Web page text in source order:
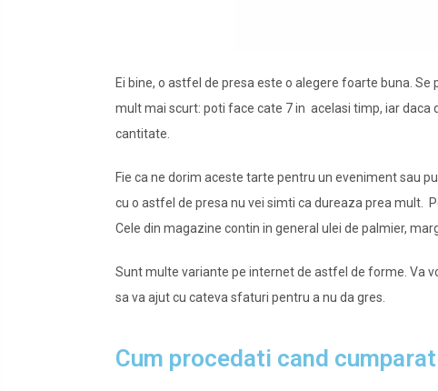
Ei bine, o astfel de presa este o alegere foarte buna.
mult mai scurt: poti face cate 7 in acelasi timp, iar daca
cantitate.
Fie ca ne dorim aceste tarte pentru un eveniment sau
cu o astfel de presa nu vei simti ca dureaza prea mult.
Cele din magazine contin in general ulei de palmier,
Sunt multe variante pe internet de astfel de forme. Va
sa va ajut cu cateva sfaturi pentru a nu da gres.
Cum procedati cand